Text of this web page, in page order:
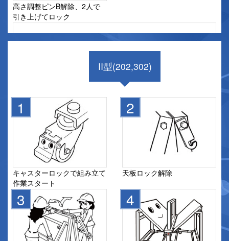
高さ調整ピンB解除、2人で
引き上げてロック
ワンタッチ式建築仕上げ足場
I型(201/301)
完成
II型(202,302)
キャスターロックで組み立て
作業スタート
天板ロック解除